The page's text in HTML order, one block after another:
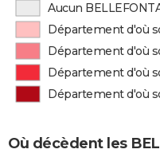
Aucun
Département d'où
Département d'où
Département d'où
Département d'où
Où décèdent les